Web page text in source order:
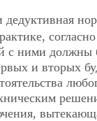
с ними должны
и вторых